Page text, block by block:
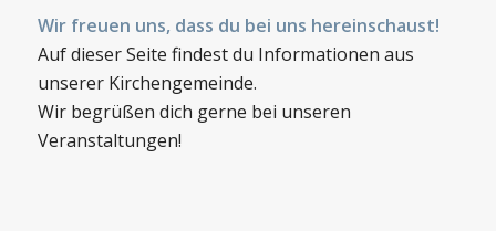
Wir freuen uns, dass du bei uns hereinschaust!
Auf dieser Seite findest du Informationen aus
unserer Kirchengemeinde.
Wir begrüßen dich gerne bei unseren
Veranstaltungen!